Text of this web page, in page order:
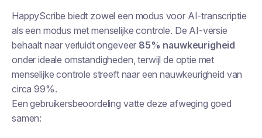
HappyScribe biedt zowel een modus voor AI-transcriptie
als een modus met menselijke controle. De AI-versie
behaalt naar verluidt ongeveer 85% nauwkeurigheid
onder ideale omstandigheden, terwijl de optie met
menselijke controle streeft naar een nauwkeurigheid van
circa 99%.
Een gebruikersbeoordeling vatte deze afweging goed
samen: